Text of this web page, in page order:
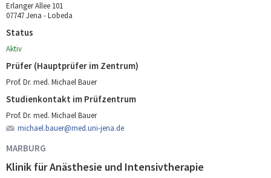
Erlanger Allee 101
07747 Jena - Lobeda
Status
Aktiv
Prüfer (Hauptprüfer im Zentrum)
Prof. Dr. med. Michael Bauer
Studienkontakt im Prüfzentrum
Prof. Dr. med. Michael Bauer
michael.bauer@med.uni-jena.de
MARBURG
Klinik für Anästhesie und Intensivtherapie